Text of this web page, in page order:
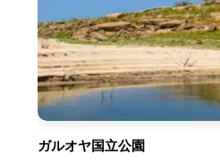
ガルオヤ国立公園